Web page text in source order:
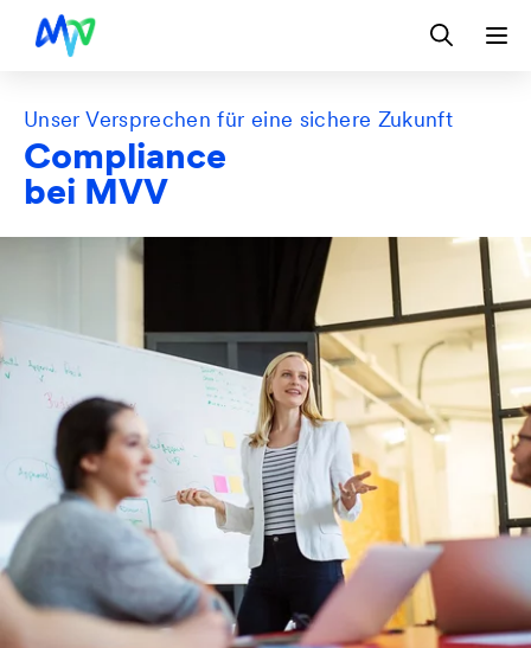
Zur Hauptnavigation springen
Zum Hauptinhalt springen
Zur Footernavigation springen
Kontakt
Unser Versprechen für eine sichere Zukunft
Compliance
bei MVV